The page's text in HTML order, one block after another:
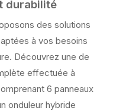
durabilité
des solutions
à vos besoins
Découvrez une de
effectuée à
6 panneaux
onduleur hybride